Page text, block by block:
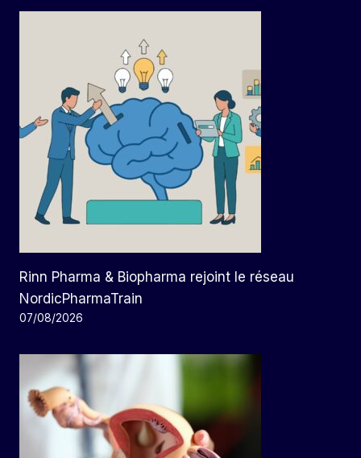
Rinn Pharma & Biopharma rejoint le réseau
NordicPharmaTrain
07/08/2026